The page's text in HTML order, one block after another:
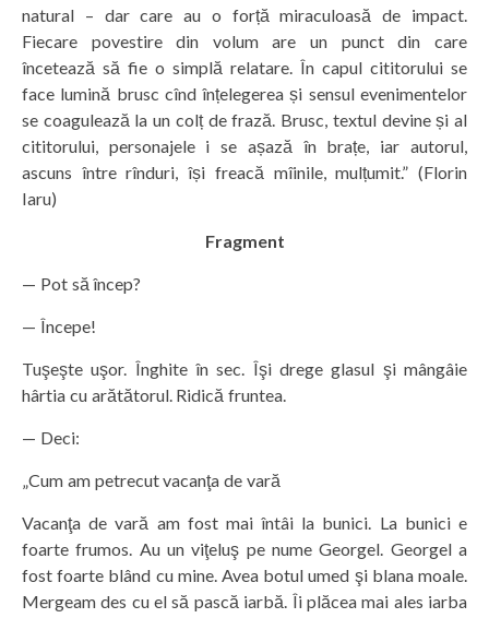
natural – dar care au o forță miraculoasă de impact.
Fiecare povestire din volum are un punct din care
încetează să fie o simplă relatare. În capul cititorului se
face lumină brusc cînd înțelegerea și sensul evenimentelor
se coagulează la un colț de frază. Brusc, textul devine și al
cititorului, personajele i se așază în brațe, iar autorul,
ascuns între rînduri, își freacă mîinile, mulțumit.” (Florin
Iaru)
Fragment
— Pot să încep?
— Începe!
Tuşeşte uşor. Înghite în sec. Îşi drege glasul şi mângâie
hârtia cu arătătorul. Ridică fruntea.
— Deci:
„Cum am petrecut vacanţa de vară
Vacanţa de vară am fost mai întâi la bunici. La bunici e
foarte frumos. Au un viţeluş pe nume Georgel. Georgel a
fost foarte blând cu mine. Avea botul umed şi blana moale.
Mergeam des cu el să pască iarbă. Îi plăcea mai ales iarba